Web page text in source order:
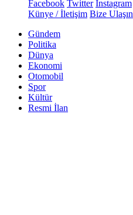
Facebook Twitter Instagram
Künye / İletişim Bize Ulaşın
Gündem
Politika
Dünya
Ekonomi
Otomobil
Spor
Kültür
Resmi İlan